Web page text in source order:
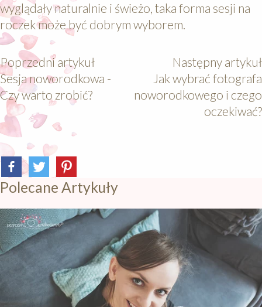
wyglądały naturalnie i świeżo, taka forma sesji na
roczek może być dobrym wyborem.
Poprzedni artykuł
Sesja noworodkowa -
Czy warto zrobić?
Następny artykuł
Jak wybrać fotografa
noworodkowego i czego
oczekiwać?
Polecane Artykuły